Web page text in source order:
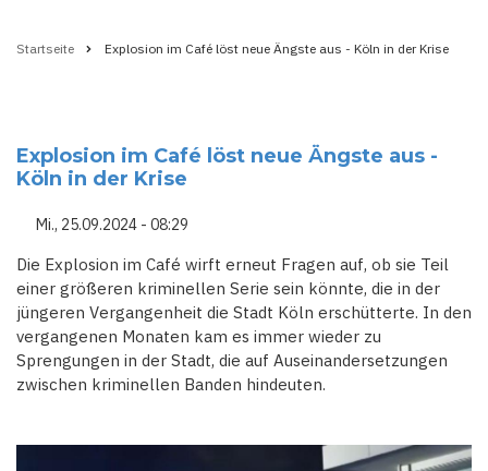
Pfadnavigation
Startseite Explosion im Café löst neue Ängste aus - Köln in der Krise
Explosion im Café löst neue Ängste aus -
Köln in der Krise
Mi., 25.09.2024 - 08:29
Die Explosion im Café wirft erneut Fragen auf, ob sie Teil
einer größeren kriminellen Serie sein könnte, die in der
jüngeren Vergangenheit die Stadt Köln erschütterte. In den
vergangenen Monaten kam es immer wieder zu
Sprengungen in der Stadt, die auf Auseinandersetzungen
zwischen kriminellen Banden hindeuten.